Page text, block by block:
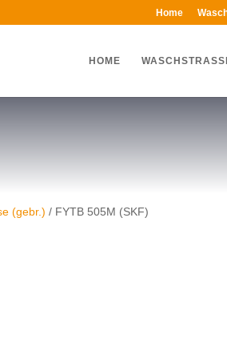
Home
HOME
(gebr.) / FYTB 505M (SKF)